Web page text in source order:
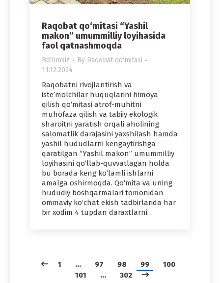
Raqobat qo‘mitasi “Yashil
makon” umummilliy loyihasida
faol qatnashmoqda
Bo'limsiz By Raqobat qo'mitasi
11.12.2024
Raqobatni rivojlantirish va
iste’molchilar huquqlarini himoya
qilish qo‘mitasi atrof-muhitni
muhofaza qilish va tabiiy ekologik
sharoitni yaratish orqali aholining
salomatlik darajasini yaxshilash hamda
yashil hududlarni kengaytirishga
qaratilgan “Yashil makon” umummilliy
loyihasini qo‘llab-quvvatlagan holda
bu borada keng ko‘lamli ishlarni
amalga oshirmoqda. Qo‘mita va uning
hududiy boshqarmalari tomonidan
ommaviy ko‘chat ekish tadbirlarida har
bir xodim 4 tupdan daraxtlarni…
1 … 97 98 99
100
101
… 302